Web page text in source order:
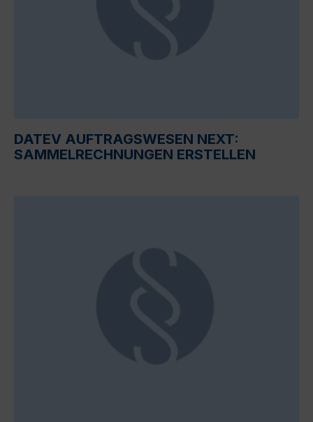
DATEV AUFTRAGSWESEN NEXT:
SAMMELRECHNUNGEN ERSTELLEN